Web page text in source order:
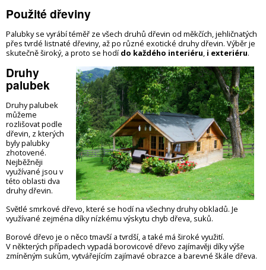
Použité dřeviny
Palubky se vyrábí téměř ze všech druhů dřevin od měkčích, jehličnatých
přes tvrdé listnaté dřeviny, až po různé exotické druhy dřevin. Výběr je
skutečně široký, a proto se hodí do každého interiéru, i exteriéru.
Druhy
palubek
Druhy palubek
můžeme
rozlišovat podle
dřevin, z kterých
byly palubky
zhotovené.
Nejběžněji
využívané jsou v
této oblasti dva
druhy dřevin.
Světlé smrkové dřevo, které se hodí na všechny druhy obkladů. Je
využívané zejména díky nízkému výskytu chyb dřeva, suků.
Borové dřevo je o něco tmavší a tvrdší, a také má široké využití.
V některých případech vypadá borovicové dřevo zajímavěji díky výše
zmíněným sukům, vytvářejícím zajímavé obrazce a barevné škále dřeva.